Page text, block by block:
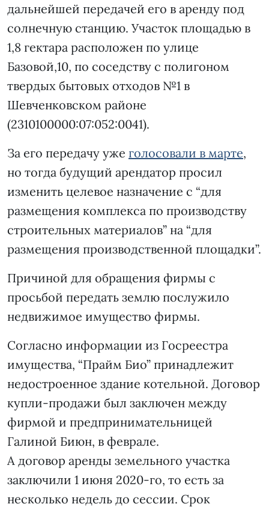
дальнейшей передачей его в аренду под
солнечную станцию. Участок площадью в
1,8 гектара расположен по улице
Базовой,10, по соседству с полигоном
твердых бытовых отходов №1 в
Шевченковском районе
(2310100000:07:052:0041).
За его передачу уже голосовали в марте,
но тогда будущий арендатор просил
изменить целевое назначение с “для
размещения комплекса по производству
строительных материалов” на “для
размещения производственной площадки”.
Причиной для обращения фирмы с
просьбой передать землю послужило
недвижимое имущество фирмы.
Согласно информации из Госреестра
имущества, “Прайм Био” принадлежит
недостроенное здание котельной. Договор
купли-продажи был заключен между
фирмой и предпринимательницей
Галиной Биюн, в феврале.
А договор аренды земельного участка
заключили 1 июня 2020-го, то есть за
несколько недель до сессии. Срок